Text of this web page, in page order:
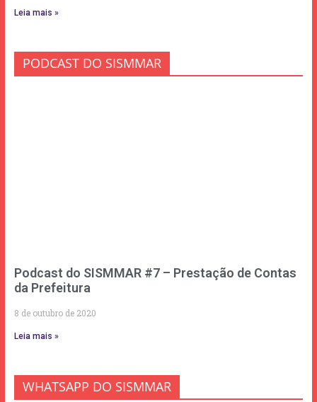
Leia mais »
PODCAST DO SISMMAR
Podcast do SISMMAR #7 – Prestação de Contas
da Prefeitura
8 de outubro de 2020
Leia mais »
WHATSAPP DO SISMMAR